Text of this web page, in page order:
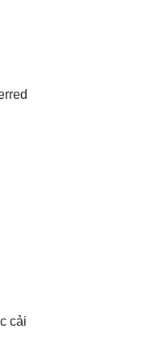
cải